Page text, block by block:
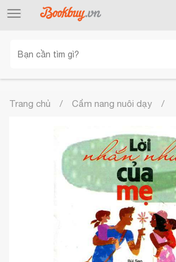
Toggle
Trang chủ Cẩm nang nuôi dạy